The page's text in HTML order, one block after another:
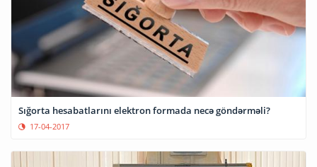
Sığorta hesabatlarını elektron formada necə göndərməli?
17-04-2017